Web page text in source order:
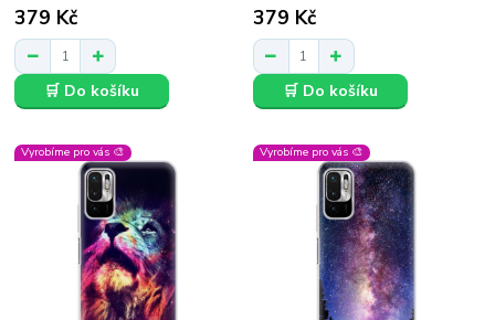
379 Kč
🛒 Do košíku
379 Kč
🛒 Do košíku
Vyrobíme pro vás 🎨 Vyrobíme pro vás 🎨